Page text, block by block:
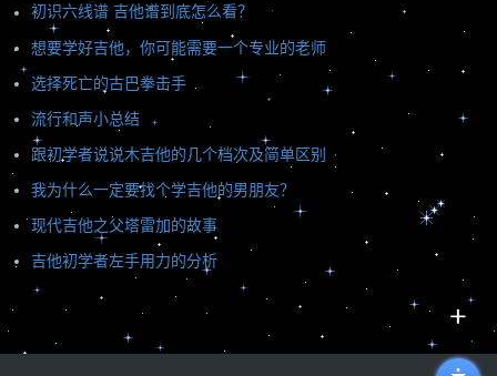
初识六线谱 吉他谱到底怎么看？
想要学好吉他，你可能需要一个专业的老师
选择死亡的古巴拳击手
流行和声小总结
跟初学者说说木吉他的几个档次及简单区别
我为什么一定要找个学吉他的男朋友？
现代吉他之父塔雷加的故事
吉他初学者左手用力的分析